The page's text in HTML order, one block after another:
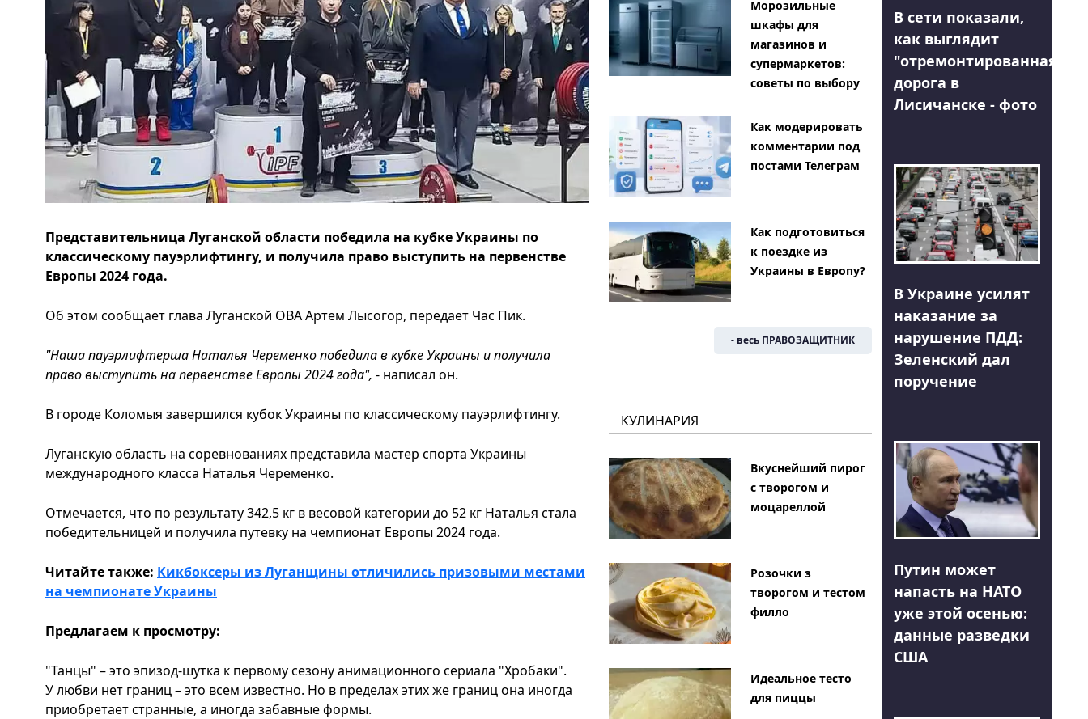
Представительница Луганской области победила на кубке Украины по
классическому пауэрлифтингу, и получила право выступить на первенстве
Европы 2024 года.
Об этом сообщает глава Луганской ОВА Артем Лысогор, передает Час Пик.
"Наша пауэрлифтерша Наталья Череменко победила в кубке Украины и получила
право выступить на первенстве Европы 2024 года", - написал он.
В городе Коломыя завершился кубок Украины по классическому пауэрлифтингу.
Луганскую область на соревнованиях представила мастер спорта Украины
международного класса Наталья Череменко.
Отмечается, что по результату 342,5 кг в весовой категории до 52 кг Наталья стала
победительницей и получила путевку на чемпионат Европы 2024 года.
Читайте также: Кикбоксеры из Луганщины отличились призовыми местами
на чемпионате Украины
Предлагаем к просмотру:
"Танцы" – это эпизод-шутка к первому сезону анимационного сериала "Хробаки".
У любви нет границ – это всем известно. Но в пределах этих же границ она иногда
приобретает странные, а иногда забавные формы.
Морозильные
шкафы для
магазинов и
супермаркетов:
советы по выбору
Как модерировать
комментарии под
постами Телеграм
Как подготовиться
к поездке из
Украины в Европу?
- весь ПРАВОЗАЩИТНИК
КУЛИНАРИЯ
Вкуснейший пирог
с творогом и
моцареллой
Розочки з
творогом и тестом
филло
Идеальное тесто
для пиццы
В сети показали,
как выглядит
"отремонтированная"
дорога в
Лисичанске - фото
В Украине усилят
наказание за
нарушение ПДД:
Зеленский дал
поручение
Путин может
напасть на НАТО
уже этой осенью:
данные разведки
США